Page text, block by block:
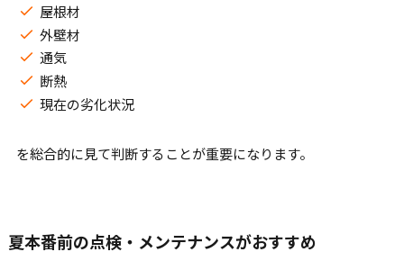
屋根材
外壁材
通気
断熱
現在の劣化状況
を総合的に見て判断することが重要になります。
夏本番前の点検・メンテナンスがおすすめ